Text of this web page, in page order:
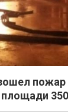
пожар